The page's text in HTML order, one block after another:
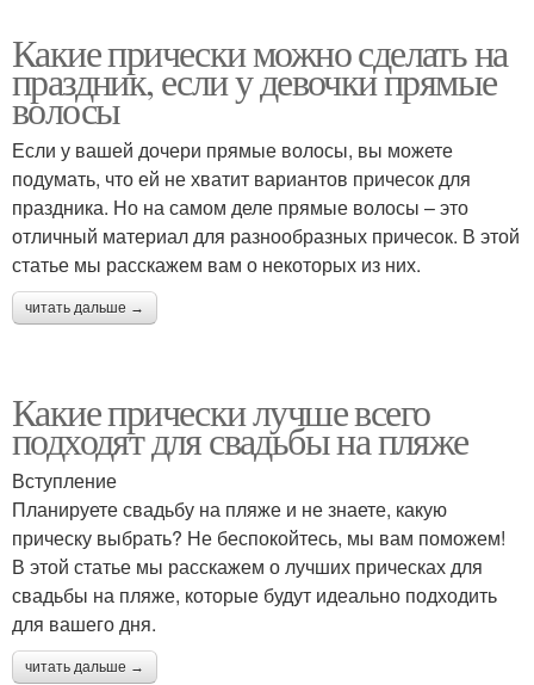
Какие прически можно сделать на
праздник, если у девочки прямые
волосы
Если у вашей дочери прямые волосы, вы можете
подумать, что ей не хватит вариантов причесок для
праздника. Но на самом деле прямые волосы – это
отличный материал для разнообразных причесок. В этой
статье мы расскажем вам о некоторых из них.
читать дальше →
Какие прически лучше всего
подходят для свадьбы на пляже
Вступление
Планируете свадьбу на пляже и не знаете, какую
прическу выбрать? Не беспокойтесь, мы вам поможем!
В этой статье мы расскажем о лучших прическах для
свадьбы на пляже, которые будут идеально подходить
для вашего дня.
читать дальше →